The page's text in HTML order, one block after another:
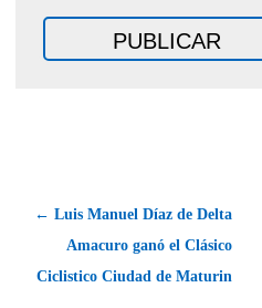
← Luis Manuel Díaz de Delta
Amacuro ganó el Clásico
Ciclistico Ciudad de Maturin